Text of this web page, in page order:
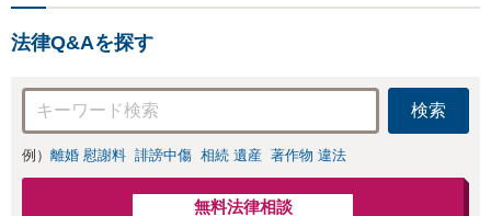
法律Q&Aを探す
検索
例） 離婚 慰謝料 誹謗中傷 相続 遺産 著作物 違法
無料法律相談